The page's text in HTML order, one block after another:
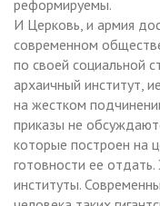
реформируемы.
И Церковь, и армия
современном
по своей социальной
архаичный институт,
на жестком
приказы не
которые построен на
готовности ее
институты.